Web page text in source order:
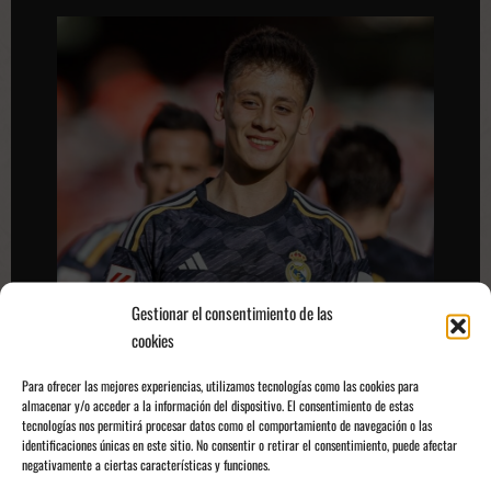
Gestionar el consentimiento de las
cookies
Para ofrecer las mejores experiencias, utilizamos tecnologías como las cookies para
almacenar y/o acceder a la información del dispositivo. El consentimiento de estas
tecnologías nos permitirá procesar datos como el comportamiento de navegación o las
identificaciones únicas en este sitio. No consentir o retirar el consentimiento, puede afectar
negativamente a ciertas características y funciones.